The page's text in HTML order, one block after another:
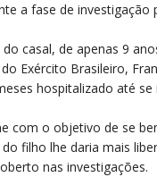
a fase de investigação
casal, de apenas 9
Exército Brasileiro,
hospitalizado até
com o objetivo de se
filho lhe daria mais
nas investigações.